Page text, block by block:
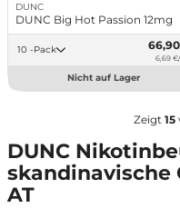
DUNC
DUNC Big Hot Passion 12mg
10 -Pack 66,90
6,69 €/
Nicht auf Lager
Zeigt 15
DUNC
skandinavische
AT